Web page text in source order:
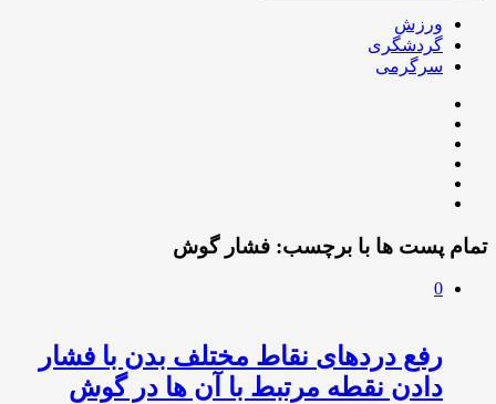
ورزش
گردشگری
سرگرمی
تمام پست ها با برچسب: فشار گوش
0
رفع دردهای نقاط مختلف بدن با فشار
دادن نقطه مرتبط با آن ها در گوش